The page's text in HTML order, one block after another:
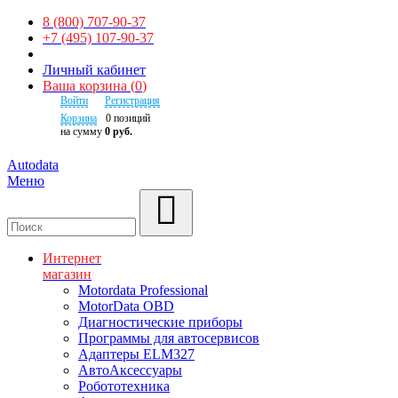
8 (800) 707-90-37
+7 (495) 107-90-37
Личный кабинет
Ваша корзина (0)
Войти
Регистрация
Корзина
0 позиций
на сумму 0 руб.
Autodata
Меню
Интернет
магазин
Motordata Professional
MotorData OBD
Диагностические приборы
Программы для автосервисов
Адаптеры ELM327
АвтоАксессуары
Робототехника